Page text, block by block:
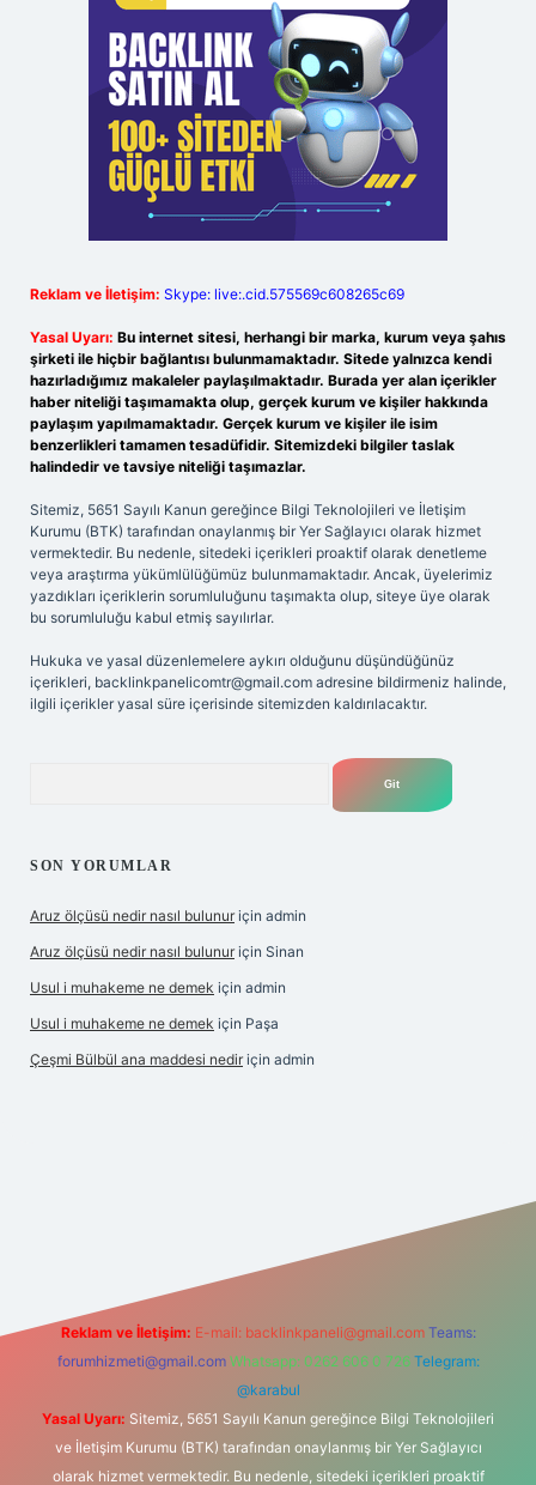
Reklam ve İletişim: Skype: live:.cid.575569c608265c69
Yasal Uyarı: Bu internet sitesi, herhangi bir marka, kurum veya şahıs
şirketi ile hiçbir bağlantısı bulunmamaktadır. Sitede yalnızca kendi
hazırladığımız makaleler paylaşılmaktadır. Burada yer alan içerikler
haber niteliği taşımamakta olup, gerçek kurum ve kişiler hakkında
paylaşım yapılmamaktadır. Gerçek kurum ve kişiler ile isim
benzerlikleri tamamen tesadüfidir. Sitemizdeki bilgiler taslak
halindedir ve tavsiye niteliği taşımazlar.
Sitemiz, 5651 Sayılı Kanun gereğince Bilgi Teknolojileri ve İletişim
Kurumu (BTK) tarafından onaylanmış bir Yer Sağlayıcı olarak hizmet
vermektedir. Bu nedenle, sitedeki içerikleri proaktif olarak denetleme
veya araştırma yükümlülüğümüz bulunmamaktadır. Ancak, üyelerimiz
yazdıkları içeriklerin sorumluluğunu taşımakta olup, siteye üye olarak
bu sorumluluğu kabul etmiş sayılırlar.
Hukuka ve yasal düzenlemelere aykırı olduğunu düşündüğünüz
içerikleri, backlinkpanelicomtr@gmail.com adresine bildirmeniz halinde,
ilgili içerikler yasal süre içerisinde sitemizden kaldırılacaktır.
SON YORUMLAR
Aruz ölçüsü nedir nasıl bulunur için admin
Aruz ölçüsü nedir nasıl bulunur için Sinan
Usul i muhakeme ne demek için admin
Usul i muhakeme ne demek için Paşa
Çeşmi Bülbül ana maddesi nedir için admin
Reklam ve İletişim: E-mail: backlinkpaneli@gmail.com Teams:
forumhizmeti@gmail.com Whatsapp: 0262 606 0 726 Telegram:
@karabul
Yasal Uyarı: Sitemiz, 5651 Sayılı Kanun gereğince Bilgi Teknolojileri
ve İletişim Kurumu (BTK) tarafından onaylanmış bir Yer Sağlayıcı
olarak hizmet vermektedir. Bu nedenle, sitedeki içerikleri proaktif